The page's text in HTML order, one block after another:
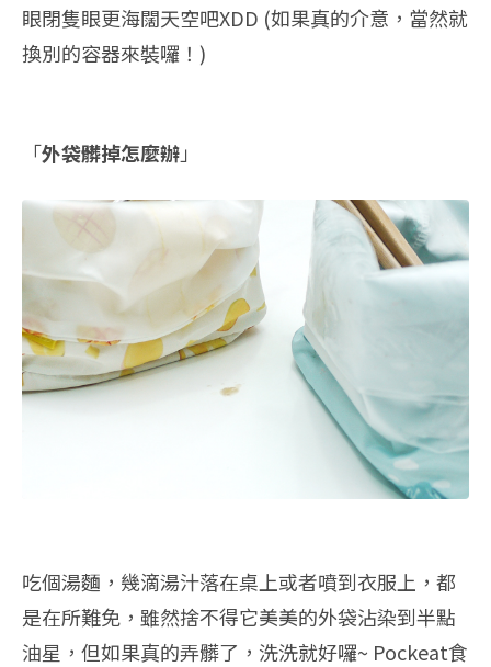
眼閉隻眼更海闊天空吧XDD (如果真的介意，當然就
換別的容器來裝囉！)
「外袋髒掉怎麼辦」
吃個湯麵，幾滴湯汁落在桌上或者噴到衣服上，都
是在所難免，雖然捨不得它美美的外袋沾染到半點
油星，但如果真的弄髒了，洗洗就好囉~ Pockeat食